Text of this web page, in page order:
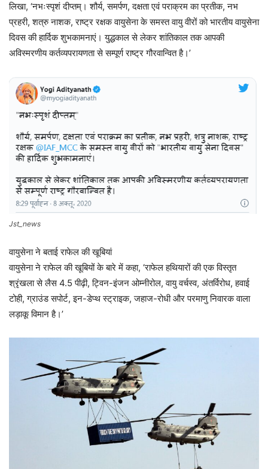
लिखा, ‘नभःस्पृशं दीप्तम्। शौर्य, समर्पण, दक्षता एवं पराक्रम का प्रतीक, नभ
प्रहरी, शत्रु नाशक, राष्ट्र रक्षक वायुसेना के समस्त वायु वीरों को भारतीय वायुसेना
दिवस की हार्दिक शुभकामनाएं। युद्धकाल से लेकर शांतिकाल तक आपकी
अविस्मरणीय कर्तव्यपरायणता से सम्पूर्ण राष्ट्र गौरवान्वित है।’
Jst_news
वायुसेना ने बताई राफेल की खूबियां
वायुसेना ने राफेल की खूबियों के बारे में कहा, ‘राफेल हथियारों की एक विस्तृत
श्रृंखला से लैस 4.5 पीढ़ी, ट्विन-इंजन ओम्नीरोल, वायु वर्चस्व, अंतर्विरोध, हवाई
टोही, ग्राउंड सपोर्ट, इन-डेप्थ स्ट्राइक, जहाज-रोधी और परमाणु निवारक वाला
लड़ाकू विमान है।’